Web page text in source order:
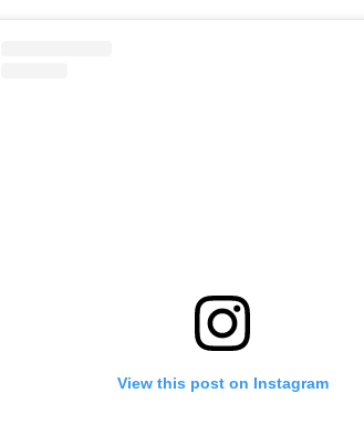
View this post on Instagram